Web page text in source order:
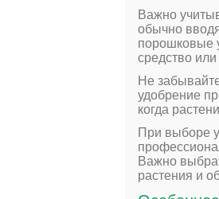
Важно
обычно
порошковые
средство
Не
удобрение
когда
При выборе
Важно
растения и